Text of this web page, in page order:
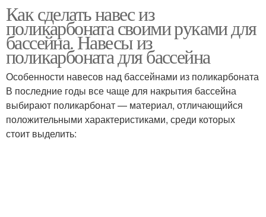
Подобные навесы
Полиэтиленовые
навесы
Как сделать навес из
поликарбоната своими руками для
бассейна. Навесы из
поликарбоната для бассейна
Особенности навесов над бассейнами из поликарбоната
В последние годы все чаще для накрытия бассейна
выбирают поликарбонат — материал, отличающийся
положительными характеристиками, среди которых
стоит выделить: